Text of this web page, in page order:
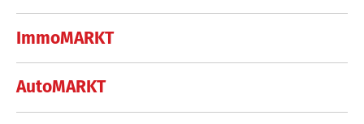
ImmoMARKT
AutoMARKT